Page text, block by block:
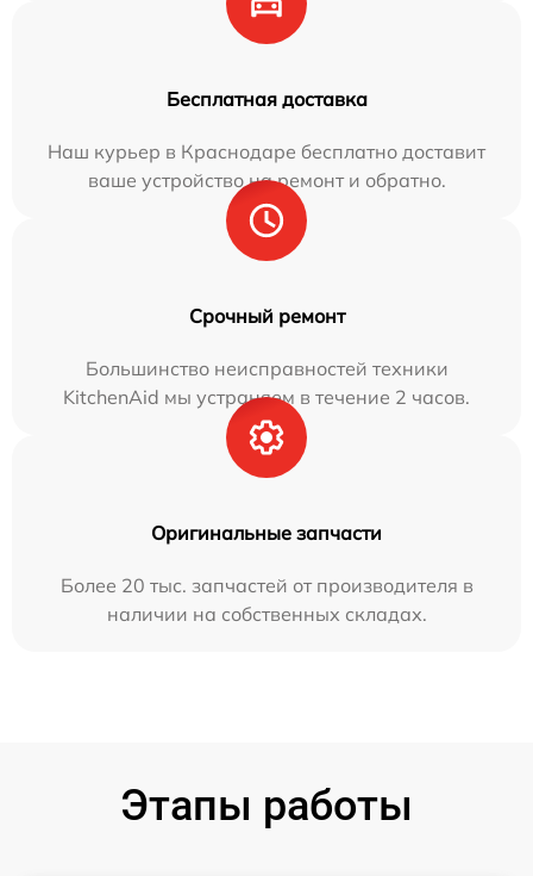
Бесплатная доставка
Наш курьер в Краснодаре бесплатно доставит
ваше устройство на ремонт и обратно.
Срочный ремонт
Большинство неисправностей техники
KitchenAid мы устраняем в течение 2 часов.
Оригинальные запчасти
Более 20 тыс. запчастей от производителя в
наличии на собственных складах.
Этапы работы